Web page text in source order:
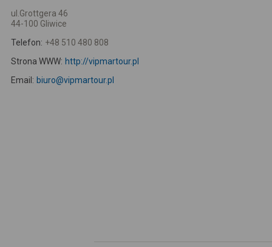
ul.Grottgera 46
44-100 Gliwice
Telefon: +48 510 480 808
Strona WWW: http://vipmartour.pl
Email: biuro@vipmartour.pl